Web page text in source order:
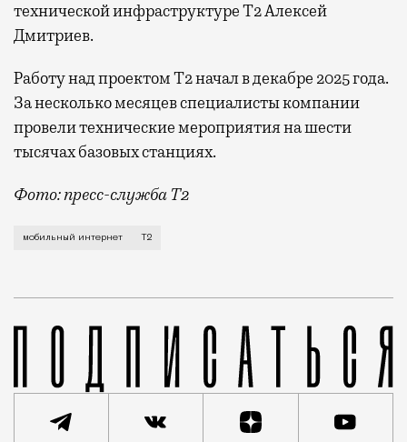
технической инфраструктуре Т2 Алексей
Дмитриев.
Работу над проектом Т2 начал в декабре 2025 года.
За несколько месяцев специалисты компании
провели технические мероприятия на шести
тысячах базовых станциях.
Фото: пресс-служба Т2
Мобильный оператор Т2 завершил работы по
мобильный интернет Т2